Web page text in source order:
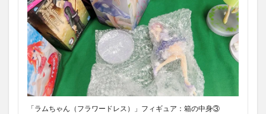
「ラムちゃん（フラワードレス）」フィギュア：箱の中身③